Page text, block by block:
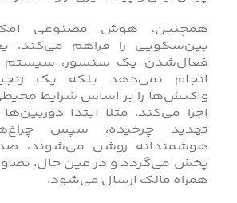
همچنین، هوش مصنوعی
بین‌سکویی را فراهم می‌کند.
فعال‌شدن یک سنسور، سیستم
انجام نمی‌دهد بلکه یک
واکنش‌ها را بر اساس شرایط
اجرا می‌کند. مثلا ابتدا
تهدید چرخیده، سپس
هوشمندانه روشن می‌شوند،
پخش می‌گردد و در عین حال،
همراه مالک ارسال می‌شود.